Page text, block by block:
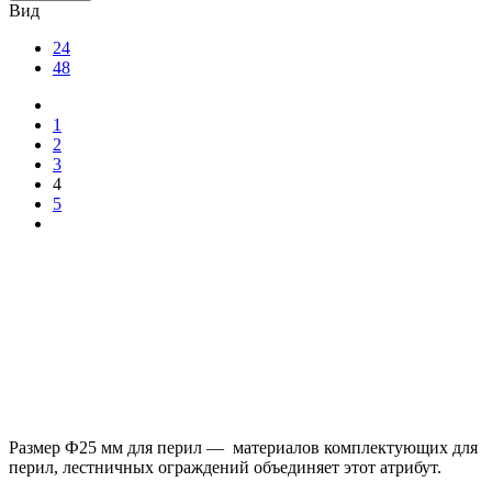
Вид
24
48
1
2
3
4
5
Размер Ф25 мм для перил — материалов комплектующих для
перил, лестничных ограждений объединяет этот атрибут.